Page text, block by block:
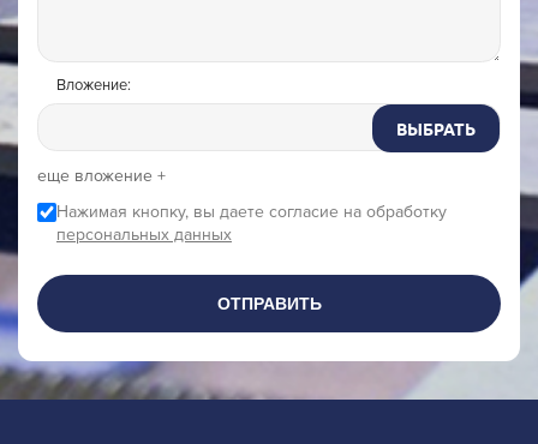
Вложение:
ВЫБРАТЬ
еще вложение +
Нажимая кнопку, вы даете согласие на обработку
персональных данных
ОТПРАВИТЬ